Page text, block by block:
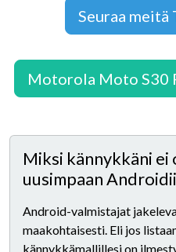
Seuraa
Motorola Moto S30
Miksi kännykkäni
uusimpaan
Android-valmistajat
maakohtaisesti. Eli jos
kännykkämallillesi on